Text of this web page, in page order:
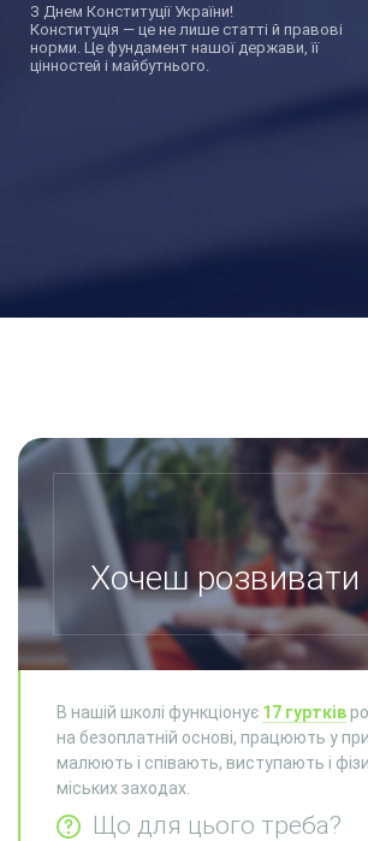
З Днем Конституції України!
Конституція — це не лише статті й правові
норми. Це фундамент нашої держави, її
цінностей і майбутнього.
Хочеш розвивати
В нашій школі функціонує 17 гуртків
на безоплатній основі, працюють у
малюють і співають, виступають і
міських заходах.
Що для цього треба?